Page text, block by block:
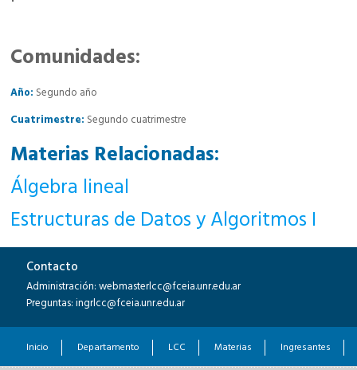
Comunidades:
Año: Segundo año
Cuatrimestre: Segundo cuatrimestre
Materias Relacionadas:
Álgebra lineal
Estructuras de Datos y Algoritmos I
Contacto
Administración: webmasterlcc@fceia.unr.edu.ar
Preguntas: ingrlcc@fceia.unr.edu.ar
Inicio Departamento LCC Materias Ingresantes